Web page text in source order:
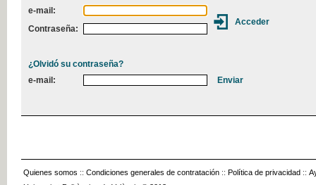
e-mail:
Contraseña:
¿Olvidó su contraseña?
e-mail:
Quienes somos :: Condiciones generales de contratación :: Política de privacidad ::